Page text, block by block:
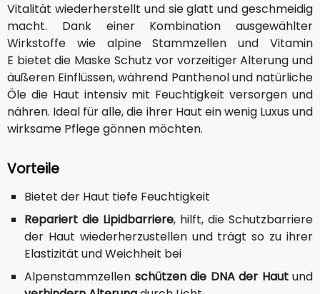
Vitalität wiederherstellt und sie glatt und geschmeidig
macht. Dank einer Kombination ausgewählter
Wirkstoffe wie alpine Stammzellen und Vitamin
E bietet die Maske Schutz vor vorzeitiger Alterung und
äußeren Einflüssen, während Panthenol und natürliche
Öle die Haut intensiv mit Feuchtigkeit versorgen und
nähren. Ideal für alle, die ihrer Haut ein wenig Luxus und
wirksame Pflege gönnen möchten.
Vorteile
Bietet der Haut tiefe Feuchtigkeit
Repariert die Lipidbarriere, hilft, die Schutzbarriere
der Haut wiederherzustellen und trägt so zu ihrer
Elastizität und Weichheit bei
Alpenstammzellen schützen die DNA der Hautund